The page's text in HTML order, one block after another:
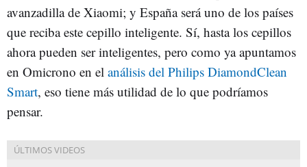
avanzadilla de Xiaomi; y España será uno de los países
que reciba este cepillo inteligente. Sí, hasta los cepillos
ahora pueden ser inteligentes, pero como ya apuntamos
en Omicrono en el análisis del Philips DiamondClean
Smart, eso tiene más utilidad de lo que podríamos
pensar.